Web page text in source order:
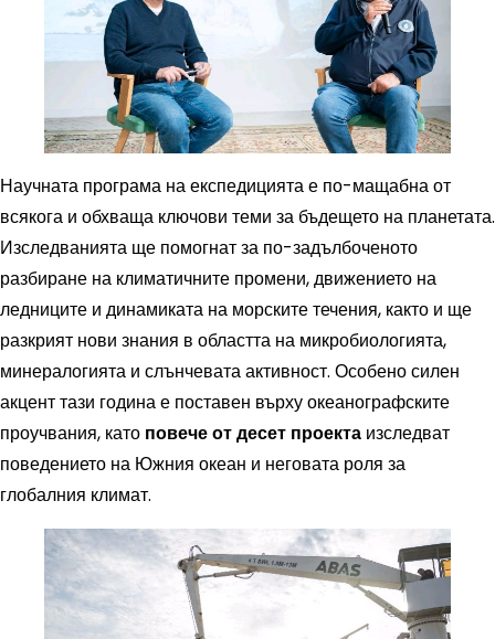
Научната програма на експедицията е по-мащабна от
всякога и обхваща ключови теми за бъдещето на планетата.
Изследванията ще помогнат за по-задълбоченото
разбиране на климатичните промени, движението на
ледниците и динамиката на морските течения, както и ще
разкрият нови знания в областта на микробиологията,
минералогията и слънчевата активност. Особено силен
акцент тази година е поставен върху океанографските
проучвания, като повече от десет проекта изследват
поведението на Южния океан и неговата роля за
глобалния климат.